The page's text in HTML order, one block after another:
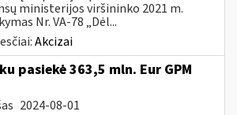
ministerijos viršininko 2021 m.
Nr. VA-78 „Dėl...
Akcizai
pasiekė 363,5 mln. Eur GPM
2024-08-01